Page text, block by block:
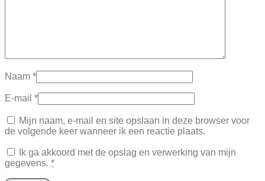
Naam *
E-mail *
Mijn naam, e-mail en site opslaan in deze browser voor
de volgende keer wanneer ik een reactie plaats.
Ik ga akkoord met de opslag en verwerking van mijn
gegevens. *